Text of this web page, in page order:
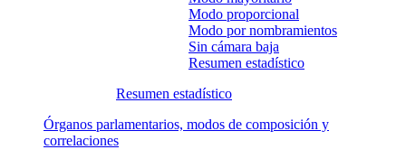
Modo proporcional
Modo por nombramientos
Sin cámara baja
Resumen estadístico
Resumen estadístico
Órganos parlamentarios, modos de composición y
correlaciones